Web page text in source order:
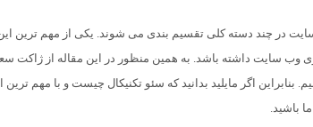
در چند دسته کلی تقسیم بندی می شوند. یکی از مهم ترین
اگر مایلید بدانید که سئو تکنیکال چیست و با مهم ترین
باشید.